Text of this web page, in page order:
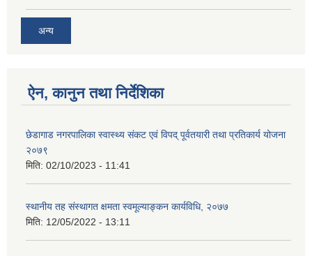
अन्य
ऐन, कानुन तथा निर्देशिका
छेडागाड नगरपालिका स्वास्थ्य संकट एवं विपद् पूर्वतयारी तथा प्रतिकार्य योजना
२०७९
मिति: 02/10/2023 - 11:41
स्थानीय तह संस्थागत क्षमता स्वमूल्याङ्कन कार्यविधि, २०७७
मिति: 12/05/2022 - 13:11